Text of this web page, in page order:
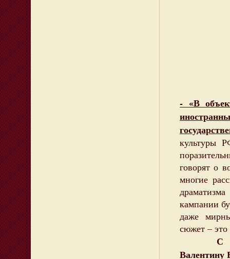
- «В
культуры
говорят о
многие
кампании
даже
сюжет –
С
Валентину